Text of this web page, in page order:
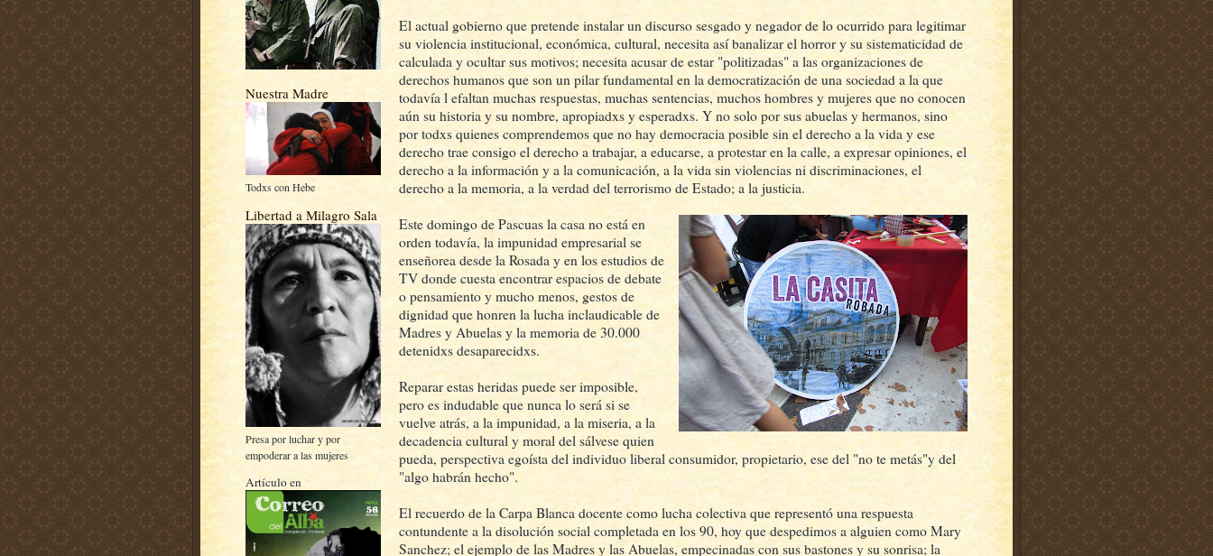
Nuestra Madre
Todxs con Hebe
Libertad a Milagro Sala
Presa por luchar y por
empoderar a las mujeres
Artículo en
El actual gobierno que pretende instalar un discurso sesgado y negador de lo ocurrido para legitimar
su violencia institucional, económica, cultural, necesita así banalizar el horror y su sistematicidad de
calculada y ocultar sus motivos; necesita acusar de estar "politizadas" a las organizaciones de
derechos humanos que son un pilar fundamental en la democratización de una sociedad a la que
todavía l efaltan muchas respuestas, muchas sentencias, muchos hombres y mujeres que no conocen
aún su historia y su nombre, apropiadxs y esperadxs. Y no solo por sus abuelas y hermanos, sino
por todxs quienes comprendemos que no hay democracia posible sin el derecho a la vida y ese
derecho trae consigo el derecho a trabajar, a educarse, a protestar en la calle, a expresar opiniones, el
derecho a la información y a la comunicación, a la vida sin violencias ni discriminaciones, el
derecho a la memoria, a la verdad del terrorismo de Estado; a la justicia.
Este domingo de Pascuas la casa no está en
orden todavía, la impunidad empresarial se
enseñorea desde la Rosada y en los estudios de
TV donde cuesta encontrar espacios de debate
o pensamiento y mucho menos, gestos de
dignidad que honren la lucha inclaudicable de
Madres y Abuelas y la memoria de 30.000
detenidxs desaparecidxs.
Reparar estas heridas puede ser imposible,
pero es indudable que nunca lo será si se
vuelve atrás, a la impunidad, a la miseria, a la
decadencia cultural y moral del sálvese quien
pueda, perspectiva egoísta del individuo liberal consumidor, propietario, ese del "no te metás"y del
"algo habrán hecho".
El recuerdo de la Carpa Blanca docente como lucha colectiva que representó una respuesta
contundente a la disolución social completada en los 90, hoy que despedimos a alguien como Mary
Sanchez; el ejemplo de las Madres y las Abuelas, empecinadas con sus bastones y su sonrisa; la